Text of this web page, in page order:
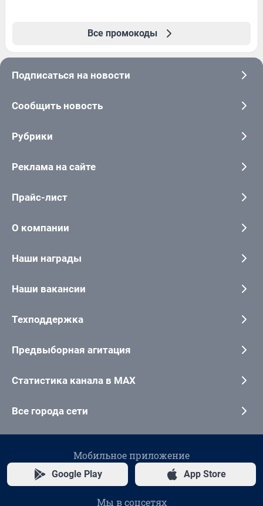
Все промокоды
Подписаться на новости
Сообщить новость
Рубрики
Реклама на сайте
Прайс-лист
О компании
Наши награды
Наши вакансии
Техподдержка
Предвыборная агитация
Статистика канала в MAX
Все города сети
Мобильное приложение
Google Play App Store
Мы в соцсетях